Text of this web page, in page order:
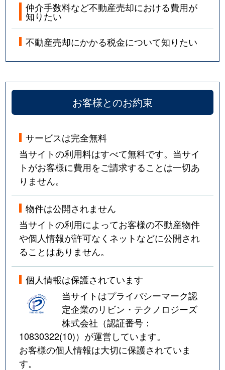
仲介手数料など不動産売却における費用が
知りたい
不動産売却にかかる税金について知りたい
お客様とのお約束
サービスは完全無料
当サイトの利用料はすべて無料です。当サイ
トがお客様に費用をご請求することは一切あ
りません。
物件は公開されません
当サイトの利用によってお客様の不動産物件
や個人情報が許可なくネットなどに公開され
ることはありません。
個人情報は保護されています
当サイトはプライバシーマーク認
定企業のリビン・テクノロジーズ
株式会社（認証番号：
10830322(10)）が運営しています。
お客様の個人情報は大切に保護されていま
す。